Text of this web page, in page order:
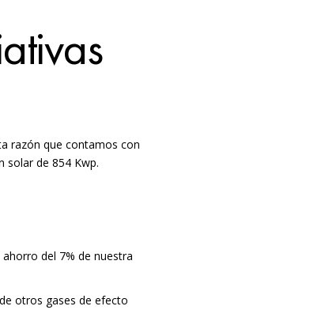
razón que contamos con
solar de 854 Kwp.
del 7% de nuestra
otros gases de efecto